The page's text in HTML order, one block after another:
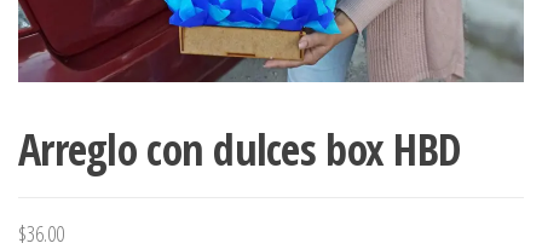
Arreglo con dulces box HBD
$36.00